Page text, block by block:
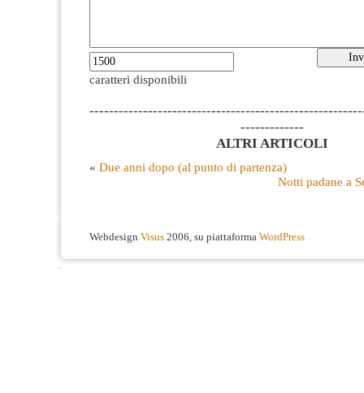
caratteri disponibili
-------------
ALTRI ARTICOLI
« Due anni dopo (al punto di partenza)
Notti padane a
Webdesign Visus 2006, su piattaforma WordPress